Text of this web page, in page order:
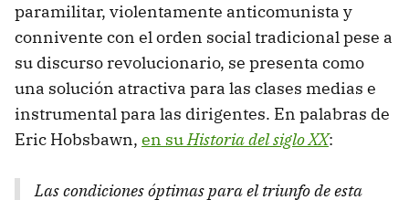
paramilitar, violentamente anticomunista y
connivente con el orden social tradicional pese a
su discurso revolucionario, se presenta como
una solución atractiva para las clases medias e
instrumental para las dirigentes. En palabras de
Eric Hobsbawn, en suHistoria del siglo XX:
Las condiciones óptimas para el triunfo de esta